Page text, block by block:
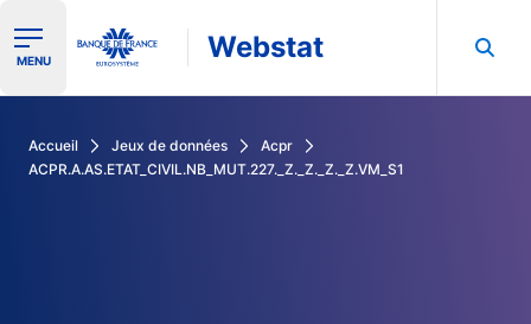
Ouvrir le menu de navigation
MENU Webstat
Accueil Jeux de données
Acpr
ACPR.A.AS.ETAT_CIVIL.NB_MUT.227._Z._Z._Z._Z.VM_S1